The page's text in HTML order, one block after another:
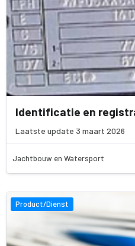
Identificatie en
Laatste update 3 maart 2026
Jachtbouw en Watersport
Product/Dienst